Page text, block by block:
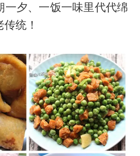
一夕、一饭一味里代代绵
统！